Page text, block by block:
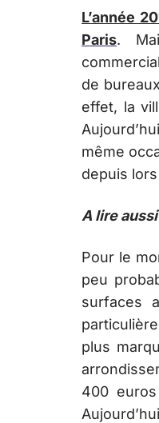
L’année
Paris.
de
effet, la
même
depuis
A lire
Pour le
peu
surfaces
plus
400